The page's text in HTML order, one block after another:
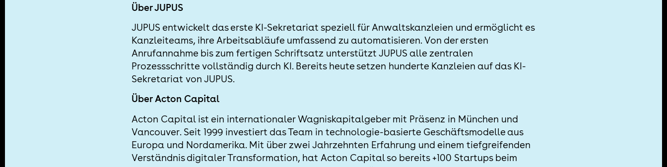
Über JUPUS
JUPUS entwickelt das erste KI-Sekretariat speziell für Anwaltskanzleien und ermöglicht es
Kanzleiteams, ihre Arbeitsabläufe umfassend zu automatisieren. Von der ersten
Anrufannahme bis zum fertigen Schriftsatz unterstützt JUPUS alle zentralen
Prozessschritte vollständig durch KI. Bereits heute setzen hunderte Kanzleien auf das KI-
Sekretariat von JUPUS.
Über Acton Capital
Acton Capital ist ein internationaler Wagniskapitalgeber mit Präsenz in München und
Vancouver. Seit 1999 investiert das Team in technologie-basierte Geschäftsmodelle aus
Europa und Nordamerika. Mit über zwei Jahrzehnten Erfahrung und einem tiefgreifenden
Verständnis digitaler Transformation, hat Acton Capital so bereits +100 Startups beim